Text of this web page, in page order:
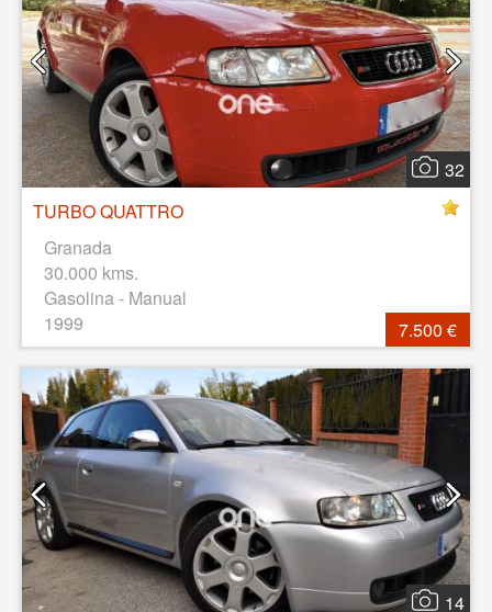
32
TURBO QUATTRO
Granada
30.000 kms.
Gasolina - Manual
1999
7.500 €
14